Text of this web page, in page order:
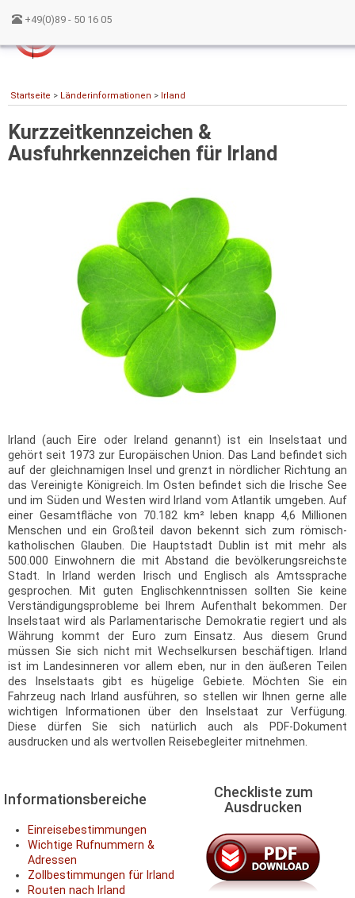
+49(0)89 - 50 16 05
Startseite > Länderinformationen > Irland
Kurzzeitkennzeichen &
Ausfuhrkennzeichen für Irland
Irland (auch Eire oder Ireland genannt) ist ein Inselstaat und
gehört seit 1973 zur Europäischen Union. Das Land befindet sich
auf der gleichnamigen Insel und grenzt in nördlicher Richtung an
das Vereinigte Königreich. Im Osten befindet sich die Irische See
und im Süden und Westen wird Irland vom Atlantik umgeben. Auf
einer Gesamtfläche von 70.182 km² leben knapp 4,6 Millionen
Menschen und ein Großteil davon bekennt sich zum römisch-
katholischen Glauben. Die Hauptstadt Dublin ist mit mehr als
500.000 Einwohnern die mit Abstand die bevölkerungsreichste
Stadt. In Irland werden Irisch und Englisch als Amtssprache
gesprochen. Mit guten Englischkenntnissen sollten Sie keine
Verständigungsprobleme bei Ihrem Aufenthalt bekommen. Der
Inselstaat wird als Parlamentarische Demokratie regiert und als
Währung kommt der Euro zum Einsatz. Aus diesem Grund
müssen Sie sich nicht mit Wechselkursen beschäftigen. Irland
ist im Landesinneren vor allem eben, nur in den äußeren Teilen
des Inselstaats gibt es hügelige Gebiete. Möchten Sie ein
Fahrzeug nach Irland ausführen, so stellen wir Ihnen gerne alle
wichtigen Informationen über den Inselstaat zur Verfügung.
Diese dürfen Sie sich natürlich auch als PDF-Dokument
ausdrucken und als wertvollen Reisebegleiter mitnehmen.
Informationsbereiche
Checkliste zum
Ausdrucken
Einreisebestimmungen
Wichtige Rufnummern &
Adressen
Zollbestimmungen für Irland
Routen nach Irland